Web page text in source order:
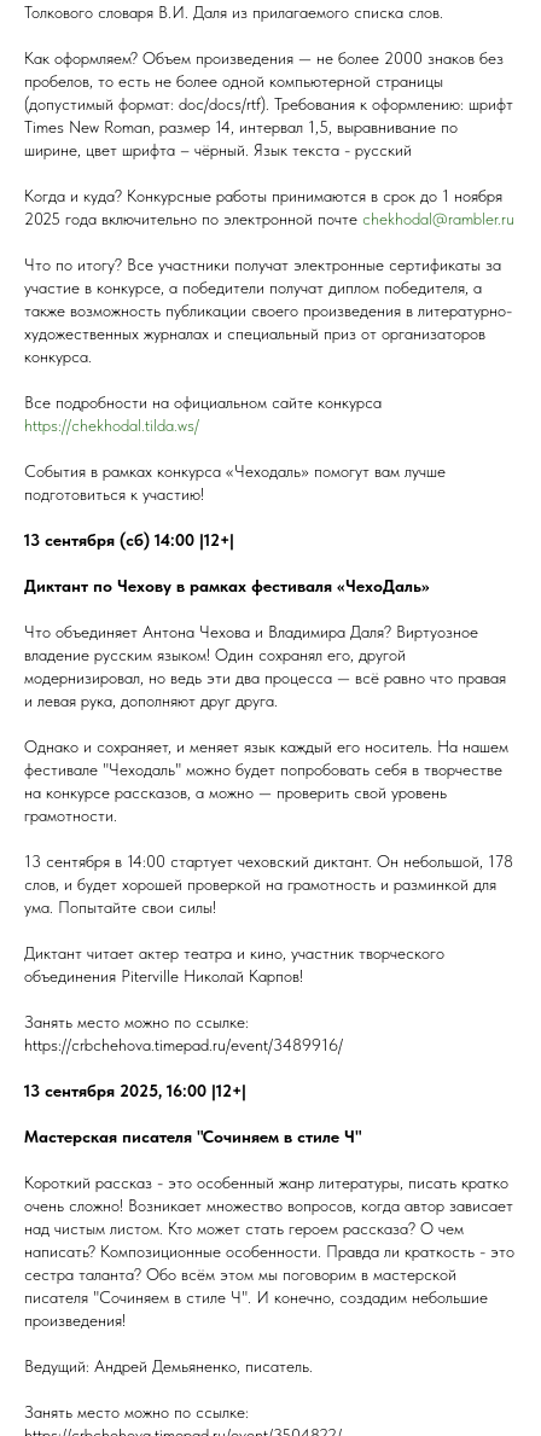
Толкового словаря В.И. Даля из прилагаемого списка слов.
Как оформляем? Объем произведения — не более 2000 знаков без
пробелов, то есть не более одной компьютерной страницы
(допустимый формат: doc/docs/rtf). Требования к оформлению: шрифт
Times New Roman, размер 14, интервал 1,5, выравнивание по
ширине, цвет шрифта – чёрный. Язык текста - русский
Когда и куда? Конкурсные работы принимаются в срок до 1 ноября
2025 года включительно по электронной почте chekhodal@rambler.ru
Что по итогу? Все участники получат электронные сертификаты за
участие в конкурсе, а победители получат диплом победителя, а
также возможность публикации своего произведения в литературно-
художественных журналах и специальный приз от организаторов
конкурса.
Все подробности на официальном сайте конкурса
https://chekhodal.tilda.ws/
События в рамках конкурса «Чеходаль» помогут вам лучше
подготовиться к участию!
13 сентября (сб) 14:00 |12+|
Диктант по Чехову в рамках фестиваля «ЧехоДаль»
Что объединяет Антона Чехова и Владимира Даля? Виртуозное
владение русским языком! Один сохранял его, другой
модернизировал, но ведь эти два процесса — всё равно что правая
и левая рука, дополняют друг друга.
Однако и сохраняет, и меняет язык каждый его носитель. На нашем
фестивале "Чеходаль" можно будет попробовать себя в творчестве
на конкурсе рассказов, а можно — проверить свой уровень
грамотности.
13 сентября в 14:00 стартует чеховский диктант. Он небольшой, 178
слов, и будет хорошей проверкой на грамотность и разминкой для
ума. Попытайте свои силы!
Диктант читает актер театра и кино, участник творческого
объединения Piterville Николай Карпов!
Занять место можно по ссылке:
https://crbchehova.timepad.ru/event/3489916/
13 сентября 2025, 16:00 |12+|
Мастерская писателя "Сочиняем в стиле Ч"
Короткий рассказ - это особенный жанр литературы, писать кратко
очень сложно! Возникает множество вопросов, когда автор зависает
над чистым листом. Кто может стать героем рассказа? О чем
написать? Композиционные особенности. Правда ли краткость - это
сестра таланта? Обо всём этом мы поговорим в мастерской
писателя "Сочиняем в стиле Ч". И конечно, создадим небольшие
произведения!
Ведущий: Андрей Демьяненко, писатель.
Занять место можно по ссылке: